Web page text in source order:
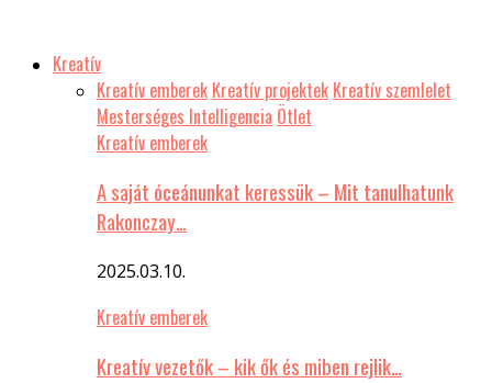
Kreatív
Kreatív emberek Kreatív projektek Kreatív szemlelet
Mesterséges Intelligencia Ötlet
Kreatív emberek
A saját óceánunkat keressük – Mit tanulhatunk
Rakonczay…
2025.03.10.
Kreatív emberek
Kreatív vezetők – kik ők és miben rejlik…